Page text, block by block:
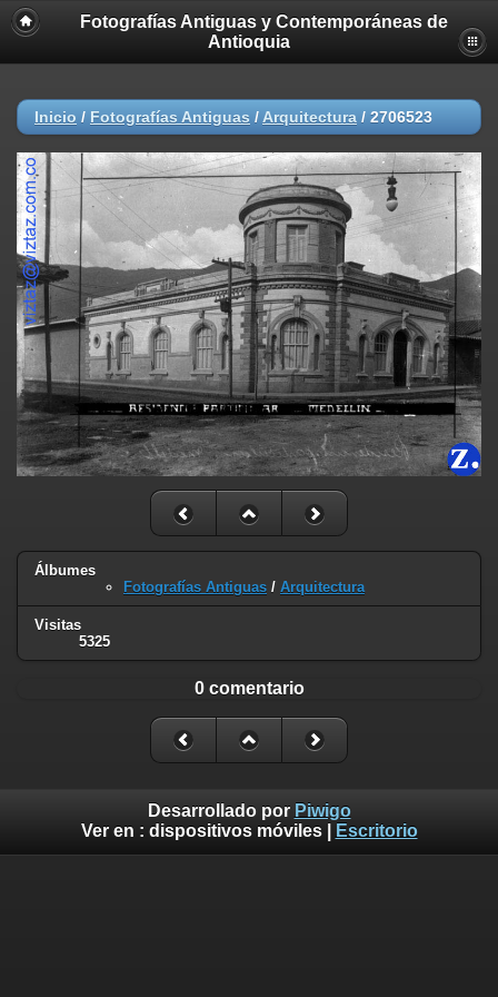
Fotografías Antiguas y Contemporáneas de
Antioquia
Inicio / Fotografías Antiguas / Arquitectura / 2706523
Álbumes
Fotografías Antiguas / Arquitectura
Visitas
5325
0 comentario
Desarrollado por Piwigo
Ver en : dispositivos móviles| Escritorio